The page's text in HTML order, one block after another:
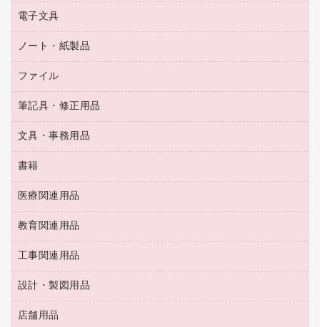
ハンドソープ・石鹸
トイレ用品
トイレ用洗剤
ティッシュペーパー
ダストボックス
タオル・アメニティ用品
スリッパ・サンダル・シューズ
スポーツ・レジャー用品
ゴミ袋
キッチン用品
食品添加物製品
タイムレコーダー
シュレッダ
ＯＨＰ用品
乾電池・充電池
フィルム・カメラ用品
デスクライト
アルバム
掃除機・クリーナー
空調・季節家電
その他電化製品
キッチン・調理家電
ＯＡタップ／延長コード
電子文具
電卓
ラベルテープ
その他電子文具
ノート・紙製品
封筒
伝票
典礼用品
帳簿
額縁
各種用紙
ルーズリーフ
バインダーノート
ファイル
名刺整理用品
板目表紙・綴込表紙
背幅が伸びるファイル
統一伝票用ファイル
収納保存用品
レターファイル
リングファイル
プレゼン用ファイル
フラットファイル
筆記具・修正用品
万年筆
消しゴム
修正液・修正ペン
修正テープ
鉛筆
マーキングペン（油性）
マーキングペン（水性）
文具・事務用品
輪ゴム
両面テープ
名札
保管・整理用品
壁面／足元収納
備品／小物ケース
透明テープ 事務用
書籍
パソコンソフト
医療関連用品
保健用品
使い捨て手袋
感染症対策用品
介護用品
医療関連用品
教育関連用品
教育関連用品
工事関連用品
工事関連用品
設計・製図用品
設計・製図用品
店舗用品